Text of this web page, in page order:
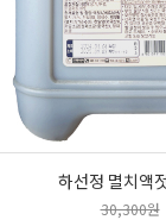
하선정 멸치액
30,300원